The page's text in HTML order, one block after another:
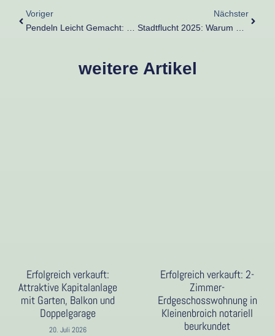
Voriger
Pendeln Leicht Gemacht: Immobilienstandorte Im Kreis Kleve Mit Top‑Anbindung
Nächster
Stadtflucht 2025: Warum Kevelaer & Co. Jetzt So Attraktiv Fürs Landleben Sind
weitere Artikel
Erfolgreich verkauft:
Attraktive Kapitalanlage
mit Garten, Balkon und
Doppelgarage
20. Juli 2026
Erfolgreich verkauft: 2-
Zimmer-
Erdgeschosswohnung in
Kleinenbroich notariell
beurkundet